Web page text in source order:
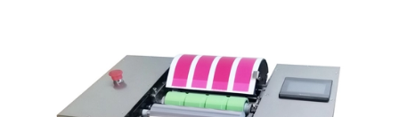
PRIVACY
POLICY